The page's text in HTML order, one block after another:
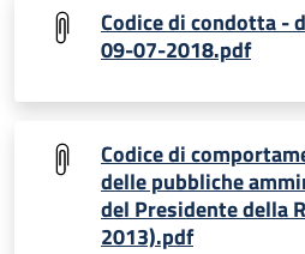
Codice di condotta -
09-07-2018.pdf
Codice di
delle pubbliche
del Presidente della
2013).pdf